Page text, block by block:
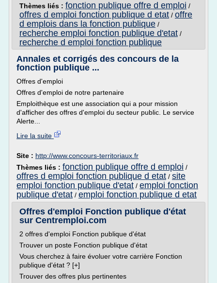
Thèmes liés : fonction publique offre d emploi /
offres d emploi fonction publique d etat / offre
d emplois dans la fonction publique /
recherche emploi fonction publique d'etat /
recherche d emploi fonction publique
Annales et corrigés des concours de la
fonction publique ...
Offres d'emploi
Offres d'emploi de notre partenaire
Emploithèque est une association qui a pour mission
d'afficher des offres d'emploi du secteur public. Le service
Alerte...
Lire la suite
Site : http://www.concours-territoriaux.fr
Thèmes liés : fonction publique offre d emploi /
offres d emploi fonction publique d etat / site
emploi fonction publique d'etat / emploi fonction
publique d'etat / emploi fonction publique d etat
Offres d'emploi Fonction publique d'état
sur Centremploi.com
2 offres d'emploi Fonction publique d'état
Trouver un poste Fonction publique d'état
Vous cherchez à faire évoluer votre carrière Fonction
publique d'état ? [+]
Trouver des offres plus pertinentes